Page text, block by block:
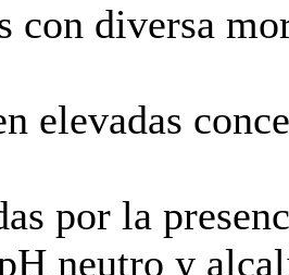
con diversa
elevadas
por la
neutro y